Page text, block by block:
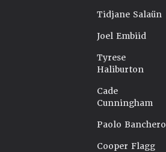
Tidjane Salaün
Joel Embiid
Tyrese
Haliburton
Cade
Cunningham
Paolo Banchero
Cooper Flagg